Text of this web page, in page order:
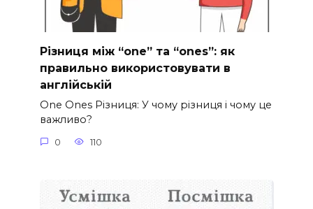
Різниця між “one” та “ones”: як
правильно використовувати в
англійській
One Ones Різниця: У чому різниця і чому це
важливо?
0 110